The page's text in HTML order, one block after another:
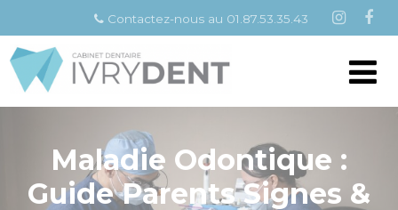
Contactez-nous au 01.87.53.35.43
Maladie Odontique :
Guide Parents Signes &